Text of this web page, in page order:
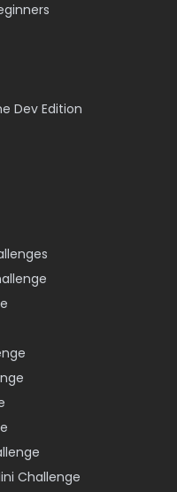
Dev Edition
Challenge